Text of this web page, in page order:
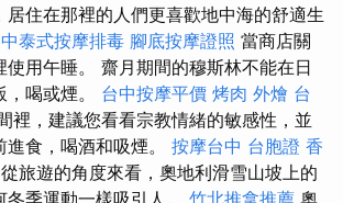
居住在那裡的人們更喜歡地中海的舒適生
泰式按摩排毒 腳底按摩證照 當商店關
使用午睡。 齋月期間的穆斯林不能在日
喝或煙。 台中按摩平價 烤肉 外燴 台
裡，建議您看看宗教情緒的敏感性，並
食，喝酒和吸煙。 按摩台中 台胞證 香
從旅遊的角度來看，奧地利滑雪山坡上的
季運動一樣吸引人。 竹北推拿推薦 奧